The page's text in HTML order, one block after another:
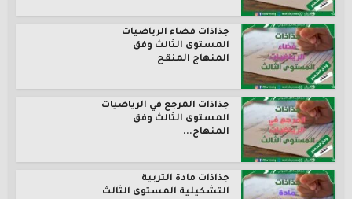
جذاذات فضاء الرياضيات
المستوى الثالث وفق
المنهاج المنقح
جذاذات المرجع في الرياضيات
المستوى الثالث وفق
المنهاج...
جذاذات مادة التربية
التشكيلية المستوى الثالث